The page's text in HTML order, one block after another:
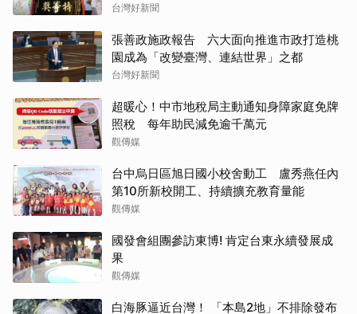
台灣好新聞
張善政施政報告 六大面向推進市政打造桃
園成為「改變臺灣、連結世界」之都
台灣好新聞
超暖心！中市地稅局主動通知身障家庭免牌
照稅 每年助民減免逾千萬元
觀傳媒
台中烏日區旭日國小校舍動工 盧秀燕任內
第10所新校開工、持續擴充教育量能
觀傳媒
國發會組團參訪東博! 肯定台東永續發展成
果
觀傳媒
白海豚逼近台灣！ 「本島2地」不排除發布